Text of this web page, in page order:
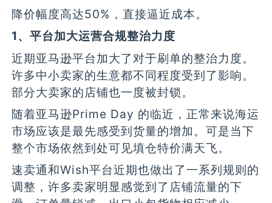
降价幅度高达50%，直接逼近成本。
1、平台加大运营合规整治力度
近期亚马逊平台加大了对于刷单的整治力度。
许多中小卖家的生意都不同程度受到了影响。
部分大卖家的店铺也一度被封锁。
随着亚马逊Prime Day 的临近，正常来说海运
市场应该是最先感受到货量的增加。可是当下
整个市场依然到处可见填仓特价满天飞。
速卖通和Wish平台近期也做出了一系列规则的
调整，许多卖家明显感觉到了店铺流量的下